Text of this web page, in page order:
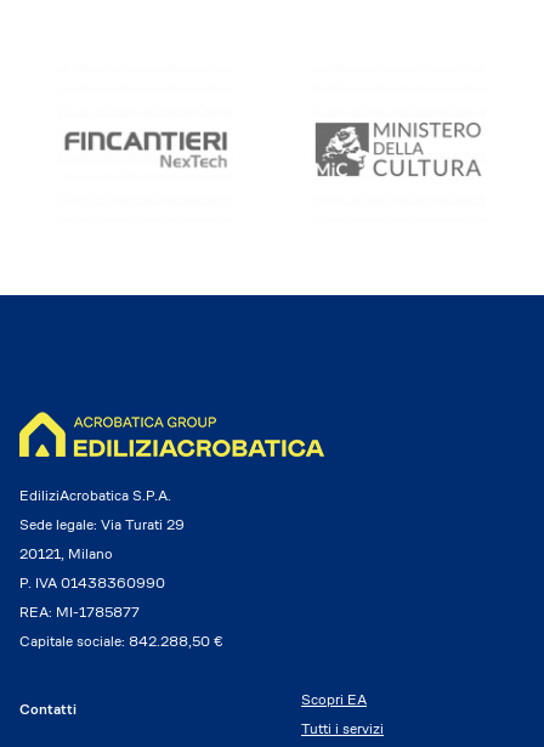
EdiliziAcrobatica S.P.A.
Sede legale: Via Turati 29
20121, Milano
P. IVA 01438360990
REA: MI-1785877
Capitale sociale: 842.288,50 €
Contatti
Scopri EA
Tutti i servizi